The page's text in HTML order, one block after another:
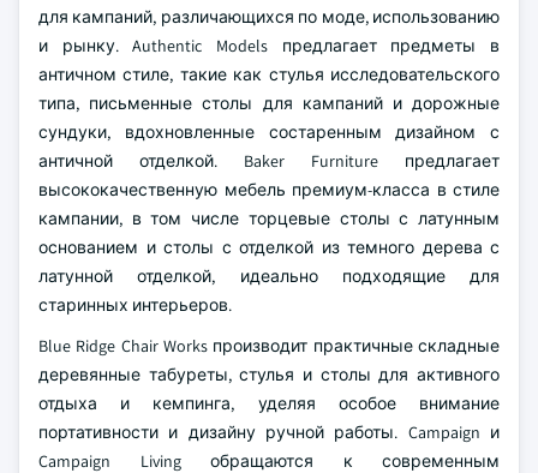
для кампаний, различающихся по моде, использованию
и рынку. Authentic Models предлагает предметы в
античном стиле, такие как стулья исследовательского
типа, письменные столы для кампаний и дорожные
сундуки, вдохновленные состаренным дизайном с
античной отделкой. Baker Furniture предлагает
высококачественную мебель премиум-класса в стиле
кампании, в том числе торцевые столы с латунным
основанием и столы с отделкой из темного дерева с
латунной отделкой, идеально подходящие для
старинных интерьеров.
Blue Ridge Chair Works производит практичные складные
деревянные табуреты, стулья и столы для активного
отдыха и кемпинга, уделяя особое внимание
портативности и дизайну ручной работы. Campaign и
Campaign Living обращаются к современным